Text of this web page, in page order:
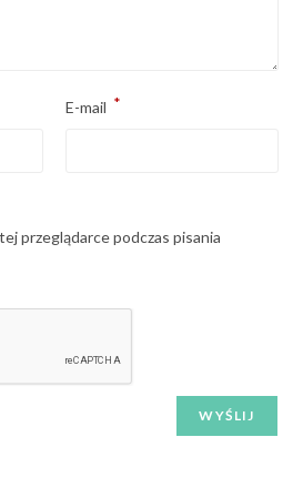
E-mail *
przeglądarce podczas pisania